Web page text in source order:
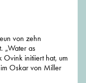
von zehn
„Water as
Ovink initiiert hat, um
Oskar von Miller